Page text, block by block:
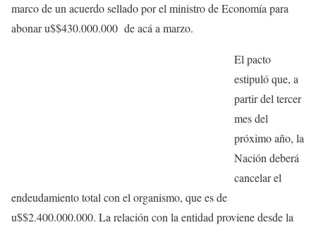
marco de un acuerdo sellado por el ministro de Economía para
abonar u$$430.000.000 de acá a marzo.
El pacto
estipuló que, a
partir del tercer
mes del
próximo año, la
Nación deberá
cancelar el
endeudamiento total con el organismo, que es de
u$$2.400.000.000. La relación con la entidad proviene desde la